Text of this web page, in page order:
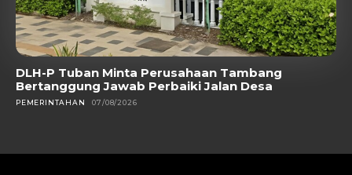
DLH-P Tuban Minta Perusahaan Tambang
Bertanggung Jawab Perbaiki Jalan Desa
PEMERINTAHAN 07/08/2026